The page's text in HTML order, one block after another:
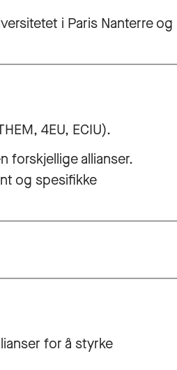
i Paris Nanterre og
4EU, ECIU).
forskjellige allianser.
og spesifikke
for å styrke